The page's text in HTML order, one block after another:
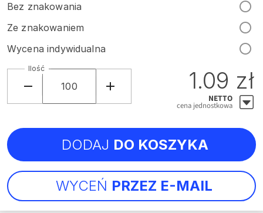
Bez znakowania
Ze znakowaniem
Wycena indywidualna
Ilość 1.09 zł
NETTO
cena jednostkowa
WYCEŃ PRZEZ E-MAIL
DODAJ DO KOSZYKA